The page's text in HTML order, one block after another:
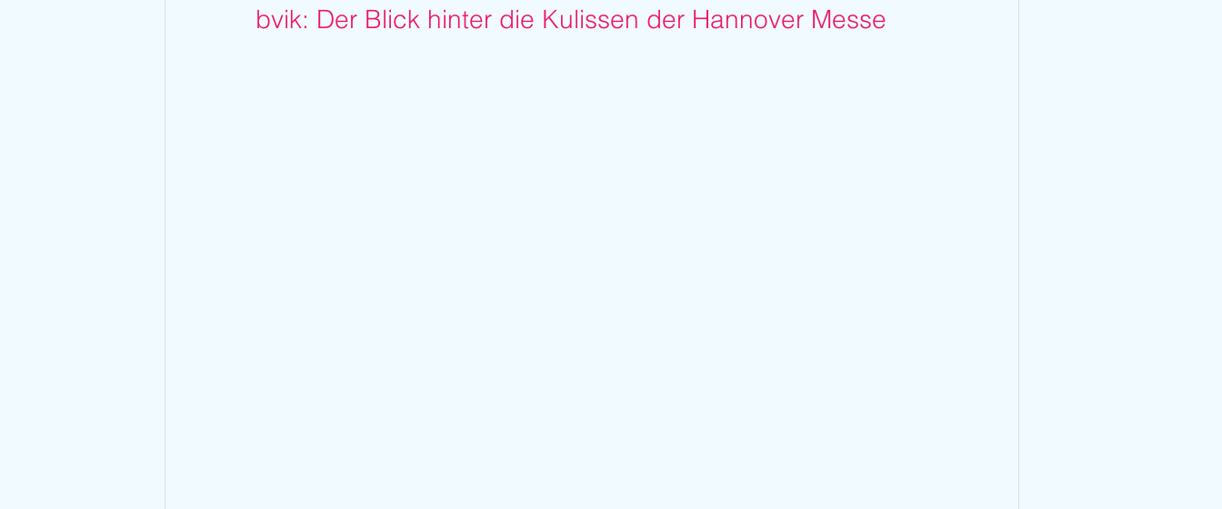
bvik: Der Blick hinter die Kulissen der Hannover Messe